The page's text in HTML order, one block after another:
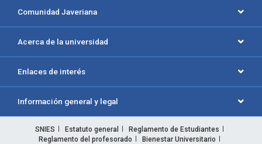
Comunidad Javeriana
Acerca de la universidad
Enlaces de interés
Información general y legal
SNIES Estatuto general
Reglamento de Estudiantes
Reglamento del profesorado
Bienestar Universitario